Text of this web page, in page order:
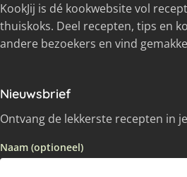
KookJij is dé kookwebsite vol
thuiskoks. Deel recepten, tips en
andere bezoekers en vind
Nieuwsbrief
Ontvang de lekkerste recepten in
Naam (optioneel)